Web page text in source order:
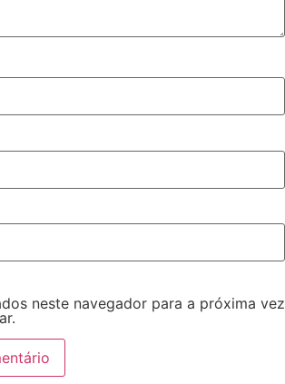
neste navegador para a próxima vez